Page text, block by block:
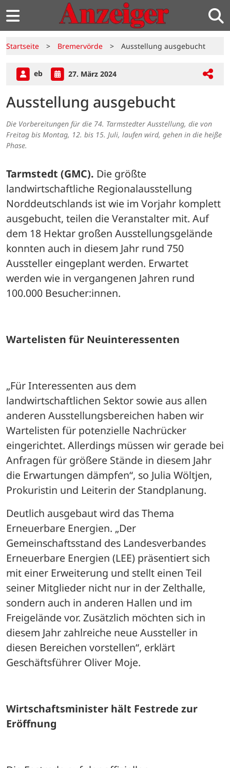
Startseite > Bremervörde > Ausstellung ausgebucht
eb 27. März 2024
Ausstellung ausgebucht
Die Vorbereitungen für die 74. Tarmstedter Ausstellung, die von
Freitag bis Montag, 12. bis 15. Juli, laufen wird, gehen in die heiße
Phase.
Tarmstedt (GMC). Die größte
landwirtschaftliche Regionalausstellung
Norddeutschlands ist wie im Vorjahr komplett
ausgebucht, teilen die Veranstalter mit. Auf
dem 18 Hektar großen Ausstellungsgelände
konnten auch in diesem Jahr rund 750
Aussteller eingeplant werden. Erwartet
werden wie in vergangenen Jahren rund
100.000 Besucher:innen.
Wartelisten für Neuinteressenten
„Für Interessenten aus dem
landwirtschaftlichen Sektor sowie aus allen
anderen Ausstellungsbereichen haben wir
Wartelisten für potenzielle Nachrücker
eingerichtet. Allerdings müssen wir gerade bei
Anfragen für größere Stände in diesem Jahr
die Erwartungen dämpfen“, so Julia Wöltjen,
Prokuristin und Leiterin der Standplanung.
Deutlich ausgebaut wird das Thema
Erneuerbare Energien. „Der
Gemeinschaftsstand des Landesverbandes
Erneuerbare Energien (LEE) präsentiert sich
mit einer Erweiterung und stellt einen Teil
seiner Mitglieder nicht nur in der Zelthalle,
sondern auch in anderen Hallen und im
Freigelände vor. Zusätzlich möchten sich in
diesem Jahr zahlreiche neue Aussteller in
diesen Bereichen vorstellen“, erklärt
Geschäftsführer Oliver Moje.
Wirtschaftsminister hält Festrede zur
Eröffnung